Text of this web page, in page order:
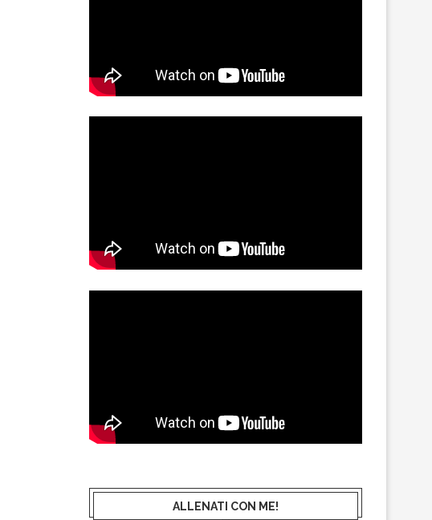
ALLENATI CON ME!